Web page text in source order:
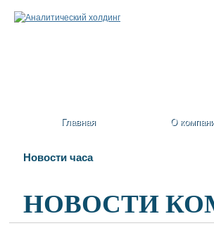
Главная О
Новости часа
НОВОСТИ